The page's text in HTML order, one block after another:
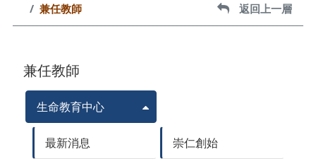
兼任教師
返回上一層
返回上一層
兼任教師
生命教育中心
最新消息 崇仁創始